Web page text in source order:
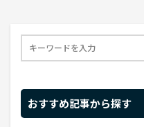
おすすめ記事から探す